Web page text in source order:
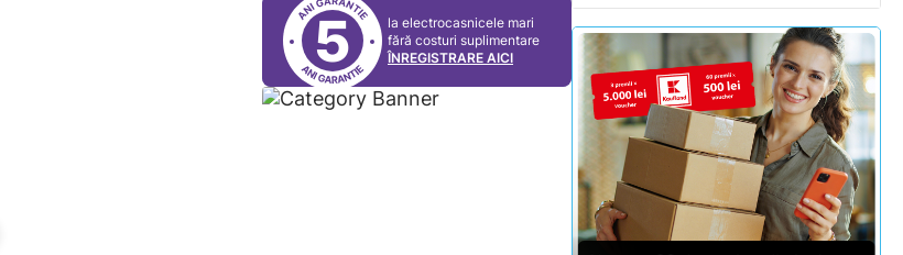
5
la electrocasnicele mari
fără costuri suplimentare
ÎNREGISTRARE AICI